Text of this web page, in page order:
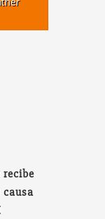
recibe
causa